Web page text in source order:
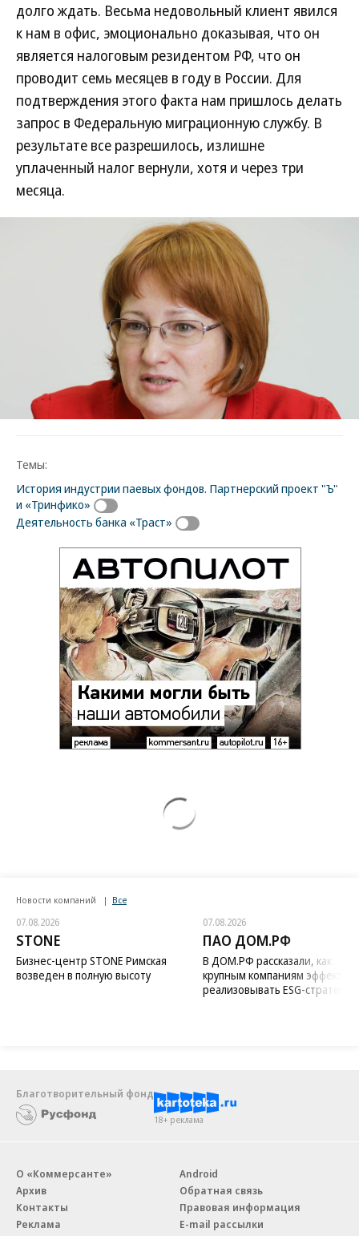
долго ждать. Весьма недовольный клиент явился
к нам в офис, эмоционально доказывая, что он
является налоговым резидентом РФ, что он
проводит семь месяцев в году в России. Для
подтверждения этого факта нам пришлось делать
запрос в Федеральную миграционную службу. В
результате все разрешилось, излишне
уплаченный налог вернули, хотя и через три
месяца.
Темы:
История индустрии паевых фондов. Партнерский проект "Ъ"
и «Тринфико»
Деятельность банка «Траст»
Новости компаний Все
07.08.2026
STONE
Бизнес-центр STONE Римская
возведен в полную высоту
07.08.2026
ПАО ДОМ.РФ
В ДОМ.РФ рассказали, как
крупным компаниям
реализовывать ESG-стратегию
Благотворительный фонд
18+ реклама
О «Коммерсанте»
Архив
Контакты
Реклама
Android
Обратная связь
Правовая информация
E-mail рассылки